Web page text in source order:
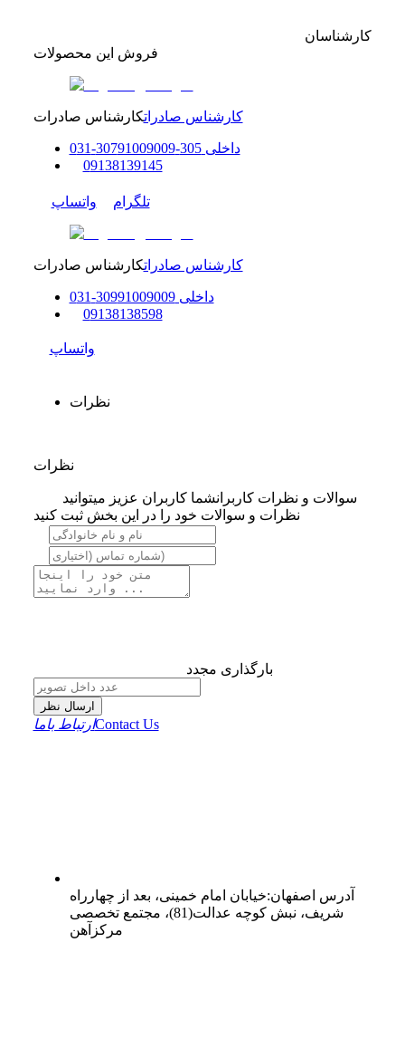
کارشناسان
فروش این محصولات
کارشناس صادراتکارشناس صادرات
داخلی305-307
91009009
-
031
09138139145
تلگرام واتساپ
کارشناس صادراتکارشناس صادرات
داخلی 30991009009
-
031
09138138598
واتساپ
نظرات
نظرات
سوالات و نظرات کاربرانشما کاربران عزیز میتوانید
نظرات و سوالات خود را در این بخش ثبت کنید
بارگذاری مجدد
ارسال نظر
ارتباط باماContact Us
آدرس اصفهان:خیابان امام خمینی، بعد از چهارراه
شریف، نبش کوچه عدالت(81)، مجتمع تخصصی
مرکزآهن